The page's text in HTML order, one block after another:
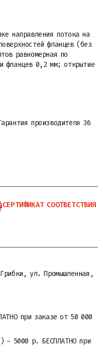
направления потока на
фланцев (без
равномерная по
фланцев 0,2 мм; открытие
производителя 36
СЕРТИФИКАТ СООТВЕТСТВИЯ
ул. Промышленная,
при заказе от 50 000
- 5000 р. БЕСПЛАТНО при